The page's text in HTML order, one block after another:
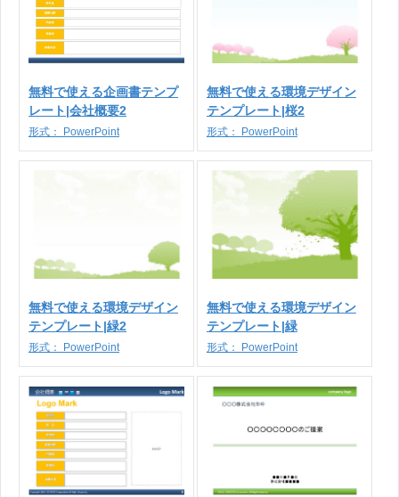
無料で使える企画書テンプ
レート|会社概要2
形式： PowerPoint
無料で使える環境デザイン
テンプレート|桜2
形式： PowerPoint
無料で使える環境デザイン
テンプレート|緑2
形式： PowerPoint
無料で使える環境デザイン
テンプレート|緑
形式： PowerPoint